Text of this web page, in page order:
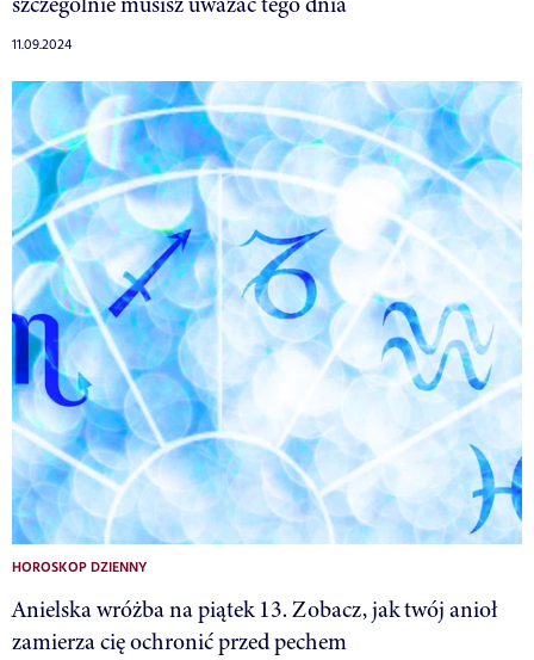
11.09.2024
HOROSKOP DZIENNY
Anielska wróżba na piątek 13. Zobacz, jak twój anioł
zamierza cię ochronić przed pechem